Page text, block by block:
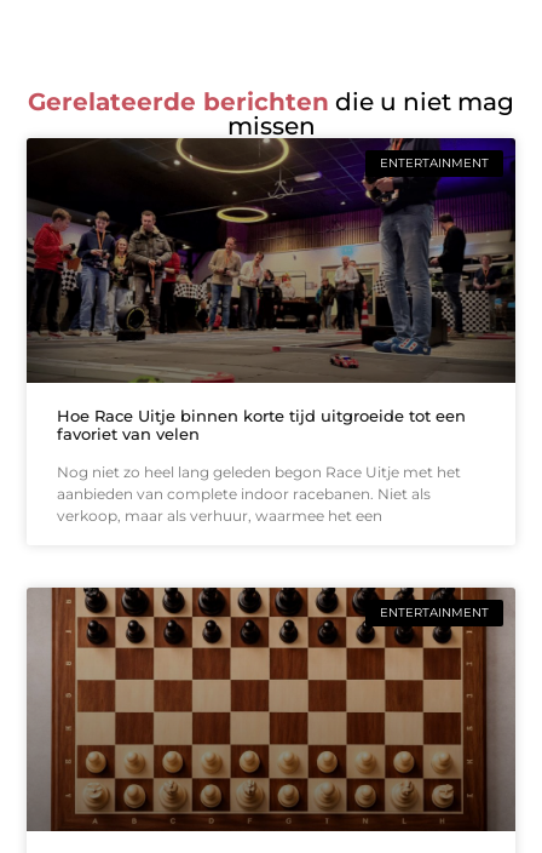
Gerelateerde berichten die u niet mag
missen
ENTERTAINMENT
Hoe Race Uitje binnen korte tijd uitgroeide tot een
favoriet van velen
Nog niet zo heel lang geleden begon Race Uitje met het
aanbieden van complete indoor racebanen. Niet als
verkoop, maar als verhuur, waarmee het een
ENTERTAINMENT